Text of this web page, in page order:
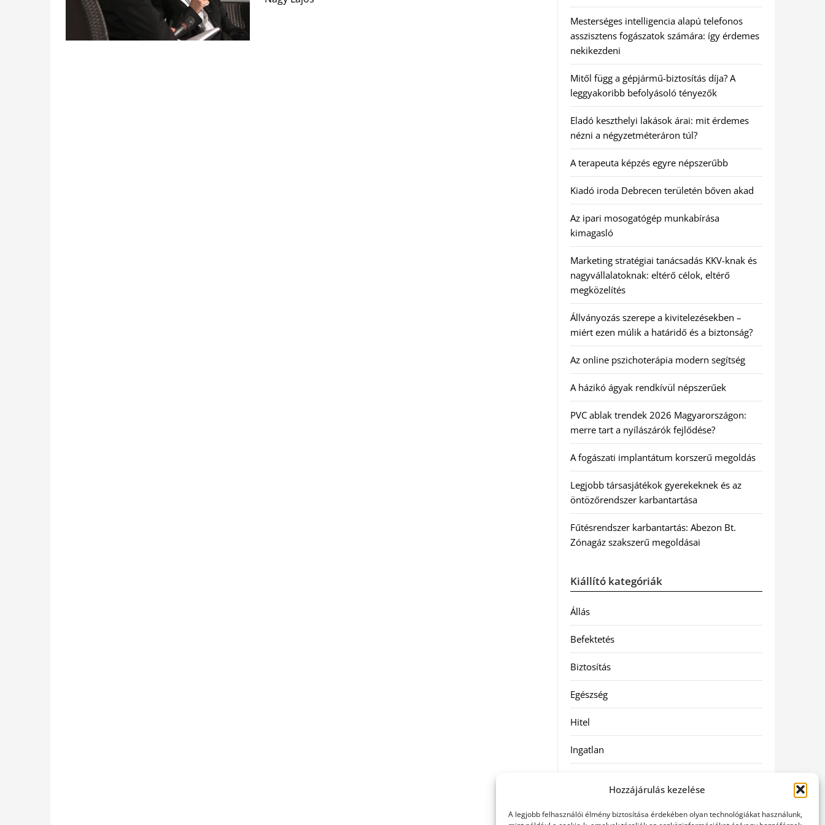
Hozzájárulás kezelése
A legjobb felhasználói élmény biztosítása érdekében olyan technológiákat használunk,
Mesterséges intelligencia alapú telefonos
asszisztens fogászatok számára: így érdemes
nekikezdeni
Mitől függ a gépjármű-biztosítás díja? A
leggyakoribb befolyásoló tényezők
Eladó keszthelyi lakások árai: mit érdemes
nézni a négyzetméteráron túl?
A terapeuta képzés egyre népszerűbb
Kiadó iroda Debrecen területén bőven akad
Az ipari mosogatógép munkabírása
kimagasló
Marketing stratégiai tanácsadás KKV-knak és
nagyvállalatoknak: eltérő célok, eltérő
megközelítés
Állványozás szerepe a kivitelezésekben –
miért ezen múlik a határidő és a biztonság?
Az online pszichoterápia modern segítség
A házikó ágyak rendkívül népszerűek
PVC ablak trendek 2026 Magyarországon:
merre tart a nyílászárók fejlődése?
A fogászati implantátum korszerű megoldás
Legjobb társasjátékok gyerekeknek és az
öntözőrendszer karbantartása
Fűtésrendszer karbantartás: Abezon Bt.
Zónagáz szakszerű megoldásai
Kiállító kategóriák
Állás
Befektetés
Biztosítás
Egészség
Hitel
Ingatlan